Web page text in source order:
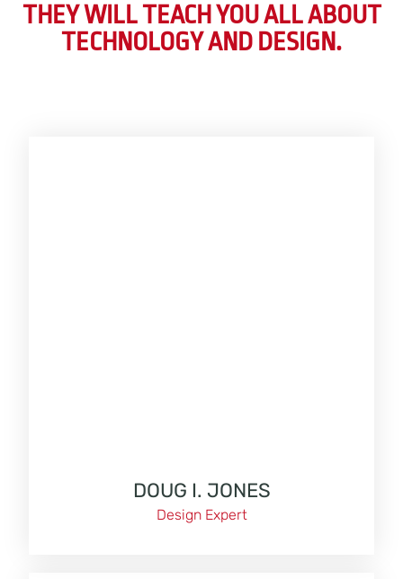
THEY WILL TEACH YOU ALL ABOUT
TECHNOLOGY AND DESIGN.
DOUG I. JONES
Design Expert